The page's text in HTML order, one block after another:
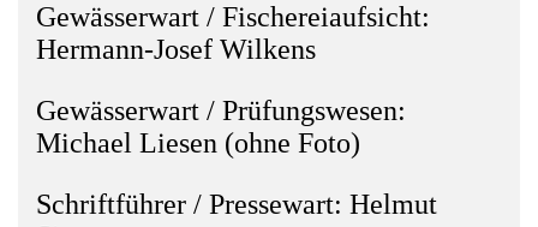
Gewässerwart / Fischereiaufsicht:
Hermann-Josef Wilkens
Gewässerwart / Prüfungswesen:
Michael Liesen (ohne Foto)
Schriftführer / Pressewart: Helmut